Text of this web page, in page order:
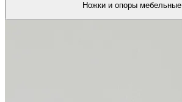
Ножки и опоры мебельные